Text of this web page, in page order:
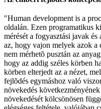
"Human development is a
oldalán. Ezen programatikus
mérését a fogyasztási javak
az, hogy vajon melyek azok a
nem mérhetõ pusztán az
hogy az addig széles körben
körben elterjedt az a nézet,
fejlõdés egymáshoz való
növekedés
növekedését kölcsönösen